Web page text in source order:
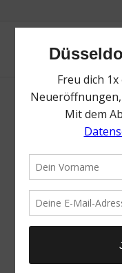
Glüh dich
| Mr.